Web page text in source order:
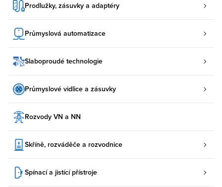
Prodlužky, zásuvky a adaptéry
Průmyslová automatizace
Slaboproudé technologie
Průmyslové vidlice a zásuvky
Rozvody VN a NN
Skříně, rozváděče a rozvodnice
Spínací a jistící přístroje